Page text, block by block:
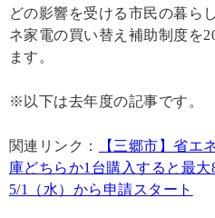
どの影響を受ける市民の暮ら
ネ家電の買い替え補助制度を
ます。
※以下は去年度の記事です。
関連リンク：
【三郷市】省エ
庫どちらか1台購入すると最大
5/1（水）から申請スタート